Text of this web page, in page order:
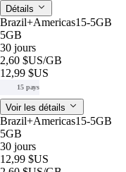
Détails
Brazil+Americas15-5GB
5GB
30 jours
2,60 $US/GB
12,99 $US
15 pays
Voir les détails
Brazil+Americas15-5GB
5GB
30 jours
12,99 $US